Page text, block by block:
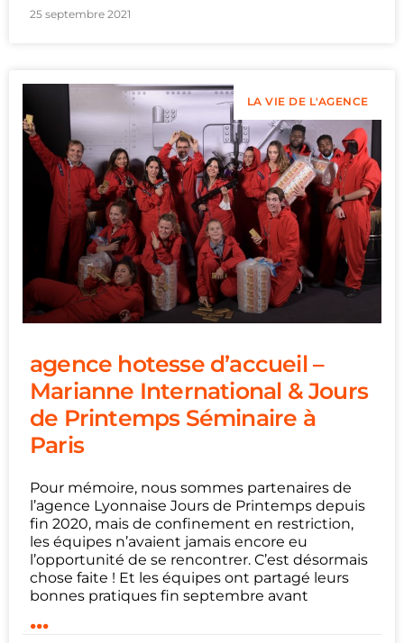
25 septembre 2021
LA VIE DE L'AGENCE
agence hotesse d’accueil –
Marianne International & Jours
de Printemps Séminaire à
Paris
Pour mémoire, nous sommes partenaires de
l’agence Lyonnaise Jours de Printemps depuis
fin 2020, mais de confinement en restriction,
les équipes n’avaient jamais encore eu
l’opportunité de se rencontrer. C’est désormais
chose faite ! Et les équipes ont partagé leurs
bonnes pratiques fin septembre avant
...